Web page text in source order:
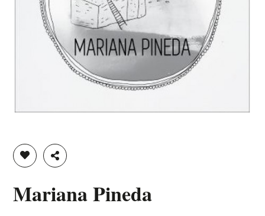
ADICIONAR À LISTA DE DESEJOS
PARTILHAR
Mariana Pineda